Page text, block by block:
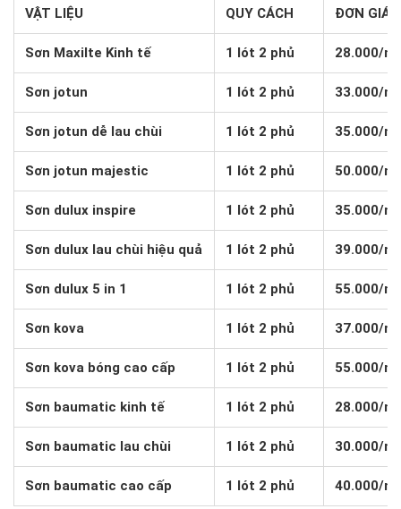
VẬT LIỆU QUY CÁCH ĐƠN GIÁ
Sơn Maxilte Kinh tế 1 lót 2 phủ 28.000/
Sơn jotun 1 lót 2 phủ 33.000/
Sơn jotun dễ lau chùi 1 lót 2 phủ 35.000/
Sơn jotun majestic 1 lót 2 phủ 50.000/
Sơn dulux inspire 1 lót 2 phủ 35.000/
Sơn dulux lau chùi hiệu quả 1 lót 2 phủ 39.000/
Sơn dulux 5 in 1 1 lót 2 phủ 55.000/
Sơn kova 1 lót 2 phủ 37.000/
Sơn kova bóng cao cấp 1 lót 2 phủ 55.000/
Sơn baumatic kinh tế 1 lót 2 phủ 28.000/
Sơn baumatic lau chùi 1 lót 2 phủ 30.000/
Sơn baumatic cao cấp 1 lót 2 phủ 40.000/